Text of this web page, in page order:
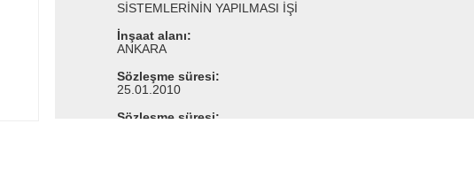
SİSTEMLERİNİN YAPILMASI İŞİ
İnşaat alanı:
ANKARA
Sözleşme süresi:
25.01.2010
Sözleşme süresi: